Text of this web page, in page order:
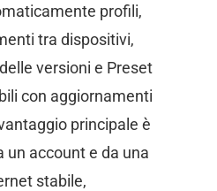
profili,
tra dispositivi,
versioni e Preset
con aggiornamenti
principale è
un account e da una
stabile,